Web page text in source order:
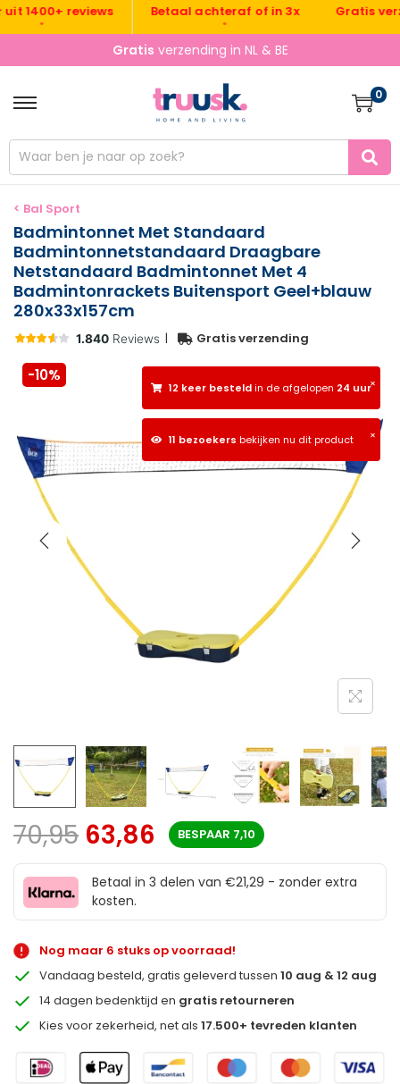
reviews Betaal achteraf of in 3x Gratis
Gratis verzending in NL & BE
0
< Bal Sport
Badmintonnet Met Standaard
Badmintonnetstandaard Draagbare
Netstandaard Badmintonnet Met 4
Badmintonrackets Buitensport Geel+blauw
280x33x157cm
| Gratis verzending
×
12 keer besteldin de afgelopen 24 uur
×
11 bezoekers bekijken nu dit product
-10%
70,95 63,86 BESPAAR 7,10
Betaal in 3 delen van €21,29 - zonder extra
kosten.
Nog maar 6 stuks op voorraad!
Vandaag besteld, gratis geleverd tussen10 aug & 12 aug
14 dagen bedenktijd en gratis retourneren
Kies voor zekerheid, net als17.500+ tevreden klanten